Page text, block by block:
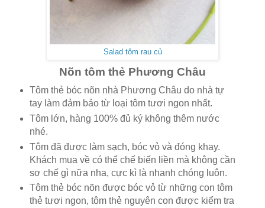
Salad tôm rau củ
Nõn tôm thẻ Phương Châu
Tôm thẻ bóc nõn nhà Phương Châu do nhà tự
tay làm đảm bảo từ loại tôm tươi ngon nhất.
Tôm lớn, hàng 100% đủ ký không thêm nước
nhé.
Tôm đã được làm sạch, bóc vỏ và đóng khay.
Khách mua về có thể chế biến liền mà không cần
sơ chế gì nữa nha, cực kì là nhanh chóng luôn.
Tôm thẻ bóc nõn được bóc vỏ từ những con tôm
thẻ tươi ngon, tôm thẻ nguyên con được kiểm tra